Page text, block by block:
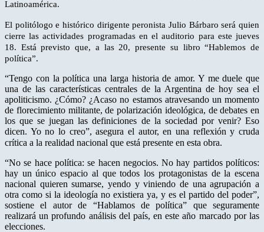
Latinoamérica.
El politólogo e histórico dirigente peronista Julio Bárbaro será quien
cierre las actividades programadas en el auditorio para este jueves
18. Está previsto que, a las 20, presente su libro “Hablemos de
política”.
“Tengo con la política una larga historia de amor. Y me duele que
una de las características centrales de la Argentina de hoy sea el
apoliticismo. ¿Cómo? ¿Acaso no estamos atravesando un momento
de florecimiento militante, de polarización ideológica, de debates en
los que se juegan las definiciones de la sociedad por venir? Eso
dicen. Yo no lo creo”, asegura el autor, en una reflexión y cruda
crítica a la realidad nacional que está presente en esta obra.
“No se hace política: se hacen negocios. No hay partidos políticos:
hay un único espacio al que todos los protagonistas de la escena
nacional quieren sumarse, yendo y viniendo de una agrupación a
otra como si la ideología no existiera ya, y es el partido del poder”,
sostiene el autor de “Hablamos de política” que seguramente
realizará un profundo análisis del país, en este año marcado por las
elecciones.